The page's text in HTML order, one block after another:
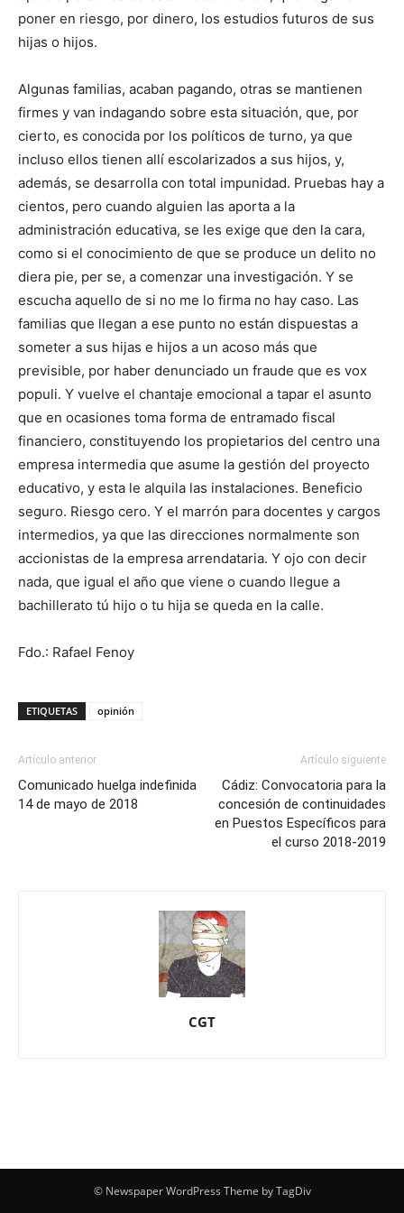
poner en riesgo, por dinero, los estudios futuros de sus
hijas o hijos.
Algunas familias, acaban pagando, otras se mantienen
firmes y van indagando sobre esta situación, que, por
cierto, es conocida por los políticos de turno, ya que
incluso ellos tienen allí escolarizados a sus hijos, y,
además, se desarrolla con total impunidad. Pruebas hay a
cientos, pero cuando alguien las aporta a la
administración educativa, se les exige que den la cara,
como si el conocimiento de que se produce un delito no
diera pie, per se, a comenzar una investigación. Y se
escucha aquello de si no me lo firma no hay caso. Las
familias que llegan a ese punto no están dispuestas a
someter a sus hijas e hijos a un acoso más que
previsible, por haber denunciado un fraude que es vox
populi. Y vuelve el chantaje emocional a tapar el asunto
que en ocasiones toma forma de entramado fiscal
financiero, constituyendo los propietarios del centro una
empresa intermedia que asume la gestión del proyecto
educativo, y esta le alquila las instalaciones. Beneficio
seguro. Riesgo cero. Y el marrón para docentes y cargos
intermedios, ya que las direcciones normalmente son
accionistas de la empresa arrendataria. Y ojo con decir
nada, que igual el año que viene o cuando llegue a
bachillerato tú hijo o tu hija se queda en la calle.
Fdo.: Rafael Fenoy
ETIQUETAS opinión
Artículo anterior
Comunicado huelga indefinida
14 de mayo de 2018
Artículo siguiente
Cádiz: Convocatoria para la
concesión de continuidades
en Puestos Específicos para
el curso 2018-2019
CGT
© Newspaper WordPress Theme by TagDiv